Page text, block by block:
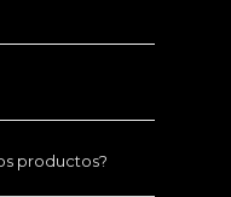
productos?